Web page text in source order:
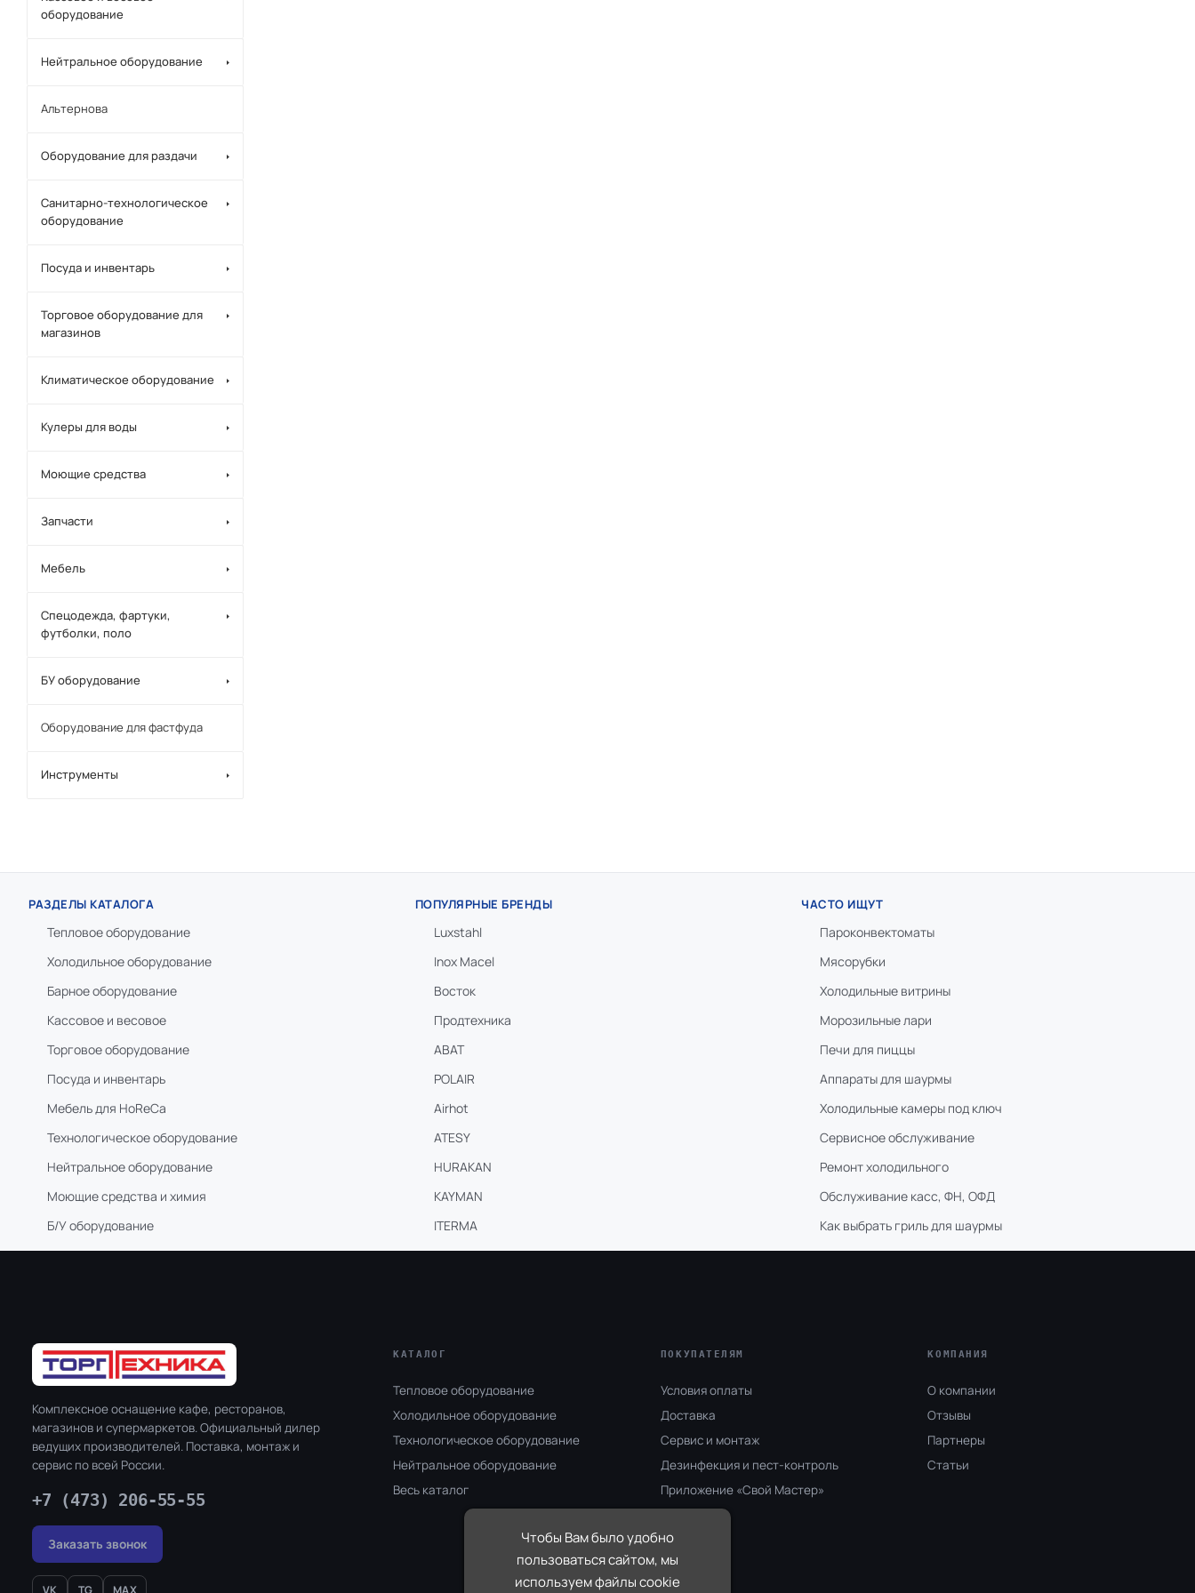
оборудование
Нейтральное оборудование
Альтернова
Оборудование для раздачи
Санитарно-технологическое
оборудование
Посуда и инвентарь
Торговое оборудование для
магазинов
Климатическое оборудование
Кулеры для воды
Моющие средства
Запчасти
Мебель
Спецодежда, фартуки,
футболки, поло
БУ оборудование
Оборудование для фастфуда
Инструменты
РАЗДЕЛЫ КАТАЛОГА
Тепловое оборудование
Холодильное оборудование
Барное оборудование
Кассовое и весовое
Торговое оборудование
Посуда и инвентарь
Мебель для HoReCa
Технологическое оборудование
Нейтральное оборудование
Моющие средства и химия
Б/У оборудование
ПОПУЛЯРНЫЕ БРЕНДЫ
Luxstahl
Inox Macel
Восток
Продтехника
ABAT
POLAIR
Airhot
ATESY
HURAKAN
KAYMAN
ITERMA
ЧАСТО ИЩУТ
Пароконвектоматы
Мясорубки
Холодильные витрины
Морозильные лари
Печи для пиццы
Аппараты для шаурмы
Холодильные камеры под ключ
Сервисное обслуживание
Ремонт холодильного
Обслуживание касс, ФН, ОФД
Как выбрать гриль для шаурмы
Комплексное оснащение кафе, ресторанов,
магазинов и супермаркетов. Официальный дилер
ведущих производителей. Поставка, монтаж и
сервис по всей России.
+7 (473) 206-55-55
Заказать звонок
VK TG MAX
КАТАЛОГ
Тепловое оборудование
Холодильное оборудование
Технологическое оборудование
Нейтральное оборудование
Весь каталог
ПОКУПАТЕЛЯМ
Условия оплаты
Доставка
Сервис и монтаж
Дезинфекция и пест-контроль
Приложение «Свой Мастер»
Карта сайта
КОМПАНИЯ
О компании
Отзывы
Партнеры
Статьи
Чтобы Вам было удобно
пользоваться сайтом, мы
используем файлы cookie